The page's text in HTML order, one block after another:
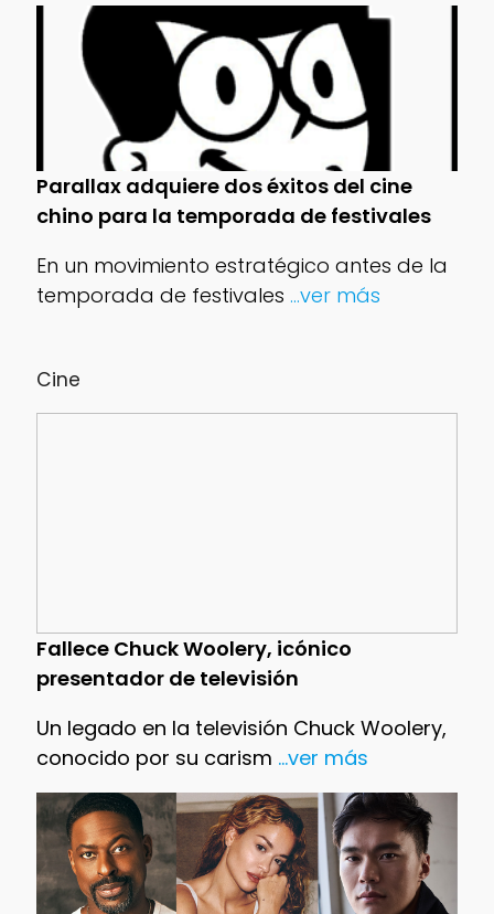
Cine
Fallece Chuck Woolery, icónico
presentador de televisión
Un legado en la televisión Chuck Woolery,
conocido por su carism ...ver más
Parallax adquiere dos éxitos del cine
chino para la temporada de festivales
En un movimiento estratégico antes de la
temporada de festivales ...ver más